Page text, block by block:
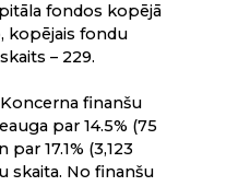
fondos kopējā
kopējais fondu
– 229.
finanšu
par 14.5% (75
17.1% (3,123
skaita. No finanšu